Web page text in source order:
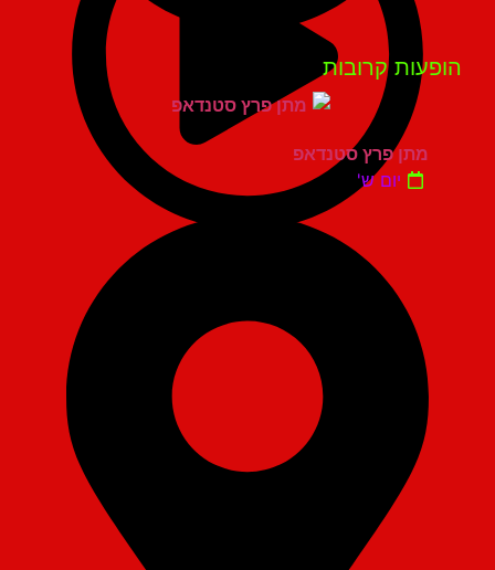
קרובות
מתן פרץ סטנדאפ
יום ש'